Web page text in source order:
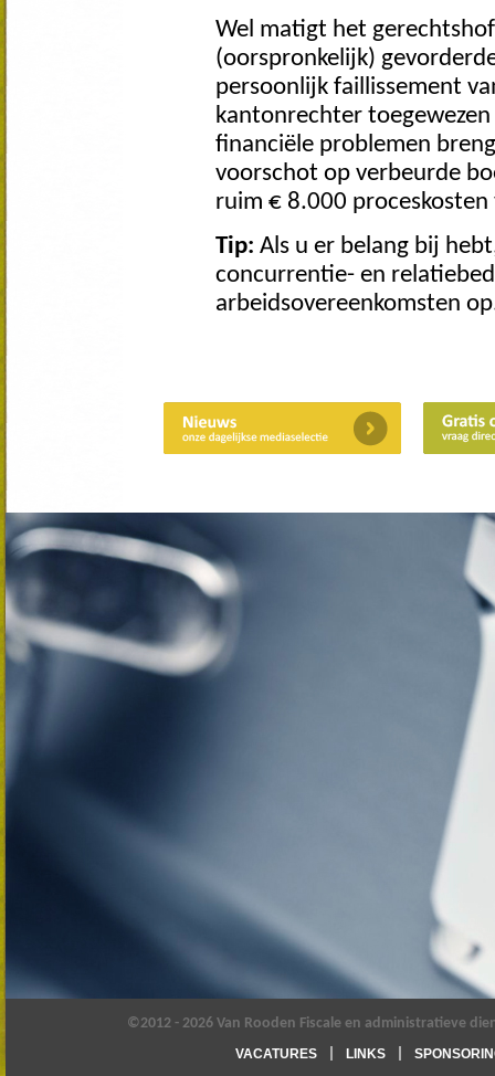
Wel matigt het
(oorspronkelijk)
persoonlijk faillissement
kantonrechter
financiële problemen
voorschot op verbeurde
ruim € 8.000
Tip: Als u er belang bij
concurrentie- en
arbeidsovereenkomsten
©2012 - 2026 Van Rooden Fiscale en administratieve
VACATURES LINKS